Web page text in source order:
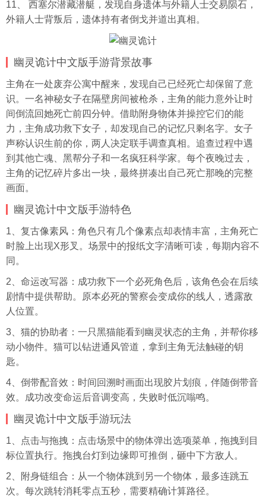
11、 西塞尔潜藏潜艇，发现自身遗体与外籍人士交易陨石，
外籍人士背叛后，遗体持有者倒戈并道出真相。
幽灵诡计中文版手游背景故事
主角在一处废弃公寓中醒来，发现自己已经死亡却保留了意
识。一名神秘女子在隔壁房间被枪杀，主角的能力意外让时
间倒流回她死亡前四分钟。借助附身物体并操控它们的能
力，主角成功救下女子，却发现自己的记忆只剩名字。女子
声称认识生前的你，两人决定联手调查真相。追查过程中遇
到其他亡魂、黑帮分子和一名疯狂科学家。每个夜晚过去，
主角的记忆碎片多出一块，最终拼凑出自己死亡那晚的完整
画面。
幽灵诡计中文版手游特色
1、复古像素风：角色只有几个像素点却表情丰富，主角死亡
时脸上出现X形叉。场景中的报纸文字清晰可读，每期内容不
同。
2、命运改写器：成功救下一个必死角色后，该角色会在后续
剧情中提供帮助。原本必死的警察会变成你的线人，透露敌
人位置。
3、猫的协助者：一只黑猫能看到幽灵状态的主角，并帮你移
动小物件。猫可以钻进通风管道，拿到主角无法触碰的钥
匙。
4、倒带配音效：时间回溯时画面出现胶片划痕，伴随倒带音
效。成功改变命运后音调变高，失败时低沉嗡鸣。
幽灵诡计中文版手游玩法
1、点击与拖拽：点击场景中的物体弹出选项菜单，拖拽到目
标位置执行。拖拽台灯到边缘即可推倒，砸中下方敌人。
2、附身链组合：从一个物体跳到另一个物体，最多连跳五
次。每次跳转消耗零点五秒，需要精确计算路径。